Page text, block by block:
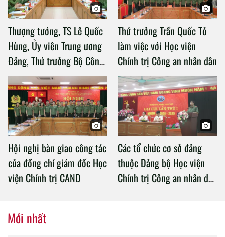
Thượng tướng, TS Lê Quốc
Hùng, Ủy viên Trung ương
Đảng, Thứ trưởng Bộ Công
an làm việc với Học viện
Chính trị Công an nhân dân
Thứ trưởng Trần Quốc Tỏ
làm việc với Học viện
Chính trị Công an nhân dân
Hội nghị bàn giao công tác
của đồng chí giám đốc Học
viện Chính trị CAND
Các tổ chức cơ sở đảng
thuộc Đảng bộ Học viện
Chính trị Công an nhân dân
Mới nhất